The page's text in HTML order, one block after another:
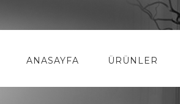
ANASAYFA ÜRÜNLER